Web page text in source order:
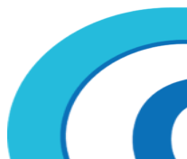
dung